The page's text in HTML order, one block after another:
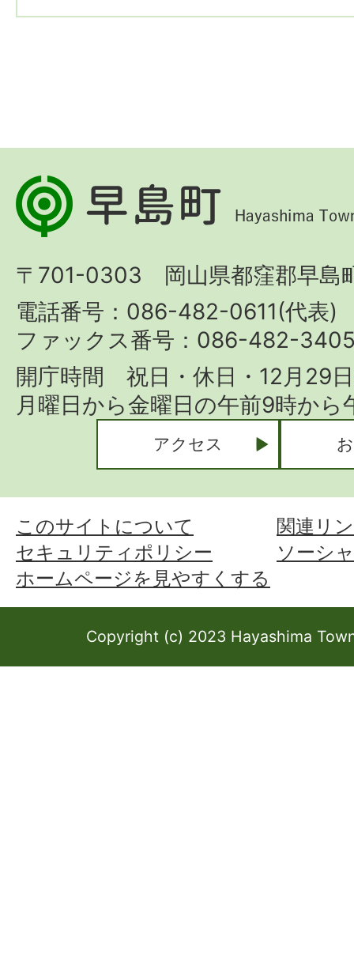
早
島
Hayashima
Town
〒701-0303 岡山県都窪郡早島
電話番号：086-482-0611(代表)
ファックス番号：086-482-
開庁時間 祝日・休日・12月29
月曜日から金曜日の午前9時か
アクセス
このサイトについて
関連リ
セキュリティポリシー
ソーシ
ホームページを見やすくする
Copyright (c) 2023 Hayashima